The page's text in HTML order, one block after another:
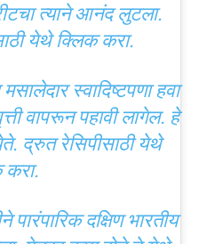
त्याने आनंद लुटला.
येथे क्लिक करा.
स्वादिष्टपणा हवा
वापरून पहावी लागेल. हे
द्रुत रेसिपीसाठी येथे
करा.
पारंपारिक दक्षिण भारतीय